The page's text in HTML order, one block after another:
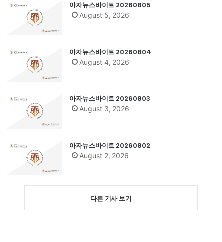
아자뉴스바이트 20260805
August 5, 2026
아자뉴스바이트 20260804
August 4, 2026
아자뉴스바이트 20260803
August 3, 2026
아자뉴스바이트 20260802
August 2, 2026
다른 기사 보기